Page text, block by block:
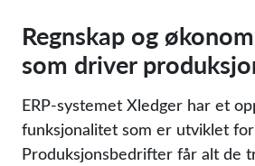
Regnskap og
som driver
ERP-systemet Xledger har et
funksjonalitet som er utviklet
Produksjonsbedrifter får alt de